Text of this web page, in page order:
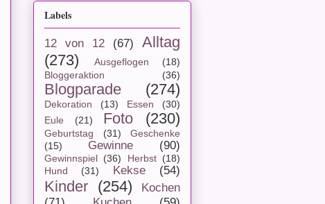
Labels
12 von 12 (67)
Alltag
(273)
Ausgeflogen
(18)
Bloggeraktion
(36)
Blogparade (274)
Dekoration (13) Essen
(30)
Eule
(21) Foto (230)
Geburtstag (31)
Geschenke
(15)
Gewinne (90)
Gewinnspiel (36) Herbst (18)
Hund
(31) Kekse (54)
Kinder (254)
Kochen